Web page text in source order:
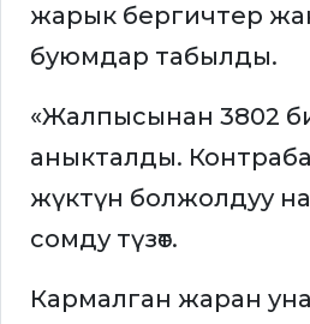
жарык бергичтер
буюмдар табылды.
«Жалпысынан 3802
аныкталды.
жүктүн болжолдуу
сомду түзөт.
Кармалган жаран